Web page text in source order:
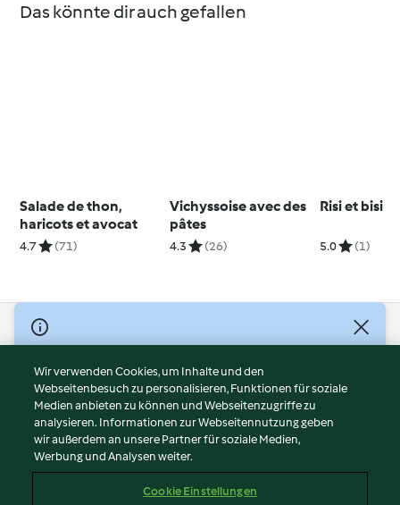
Das könnte dir auch gefallen
Salade de thon,
haricots et avocat
4.7 (71)
Vichyssoise avec des
pâtes
4.3 (26)
Risi et bisi
5.0 (1)
© Copyright 2026
Nutzungsbedingungen
Datenschutzrichtlinien
Disclaimer
Impressum
Cookies
Wir verwenden Cookies, um Inhalte und den
Webseitenbesuch zu personalisieren, Funktionen für soziale
Medien anbieten zu können und Webseitenzugriffe zu
analysieren. Informationen zur Webseitennutzung geben
wir außerdem an unsere Partner für soziale Medien,
Werbung und Analysen weiter.
Cookie Einstellungen